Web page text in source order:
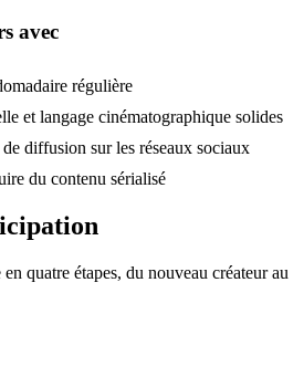
avec
régulière
et langage cinématographique solides
diffusion sur les réseaux sociaux
du contenu sérialisé
quatre étapes, du nouveau créateur au